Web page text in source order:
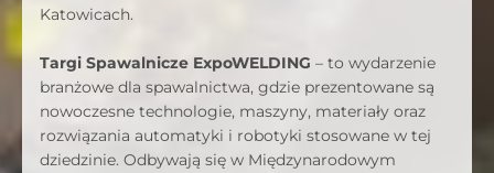
Katowicach.
Targi Spawalnicze ExpoWELDING – to wydarzenie
branżowe dla spawalnictwa, gdzie prezentowane są
nowoczesne technologie, maszyny, materiały oraz
rozwiązania automatyki i robotyki stosowane w tej
dziedzinie. Odbywają się w Międzynarodowym